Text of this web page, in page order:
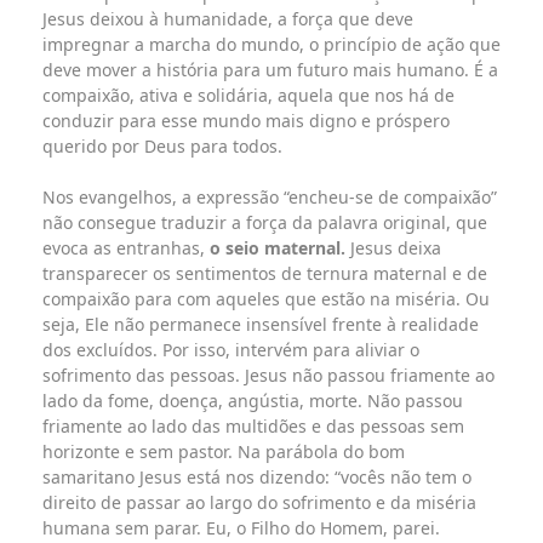
Jesus deixou à humanidade, a força que deve
impregnar a marcha do mundo, o princípio de ação que
deve mover a história para um futuro mais humano. É a
compaixão, ativa e solidária, aquela que nos há de
conduzir para esse mundo mais digno e próspero
querido por Deus para todos.
Nos evangelhos, a expressão “encheu-se de compaixão”
não consegue traduzir a força da palavra original, que
evoca as entranhas, o seio maternal. Jesus deixa
transparecer os sentimentos de ternura maternal e de
compaixão para com aqueles que estão na miséria. Ou
seja, Ele não permanece insensível frente à realidade
dos excluídos. Por isso, intervém para aliviar o
sofrimento das pessoas. Jesus não passou friamente ao
lado da fome, doença, angústia, morte. Não passou
friamente ao lado das multidões e das pessoas sem
horizonte e sem pastor. Na parábola do bom
samaritano Jesus está nos dizendo: “vocês não tem o
direito de passar ao largo do sofrimento e da miséria
humana sem parar. Eu, o Filho do Homem, parei.